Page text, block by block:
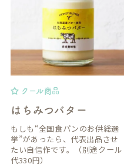
クール商品
はちみつバター
もしも“全国食パンのお供総選
挙”があったら、代表出品させ
たい自信作です。（別途クール
代330円）